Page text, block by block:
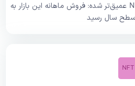
زمستان NFT عمیق‌تر شده: فروش ماهانه این بازار به
سطح سال رسید